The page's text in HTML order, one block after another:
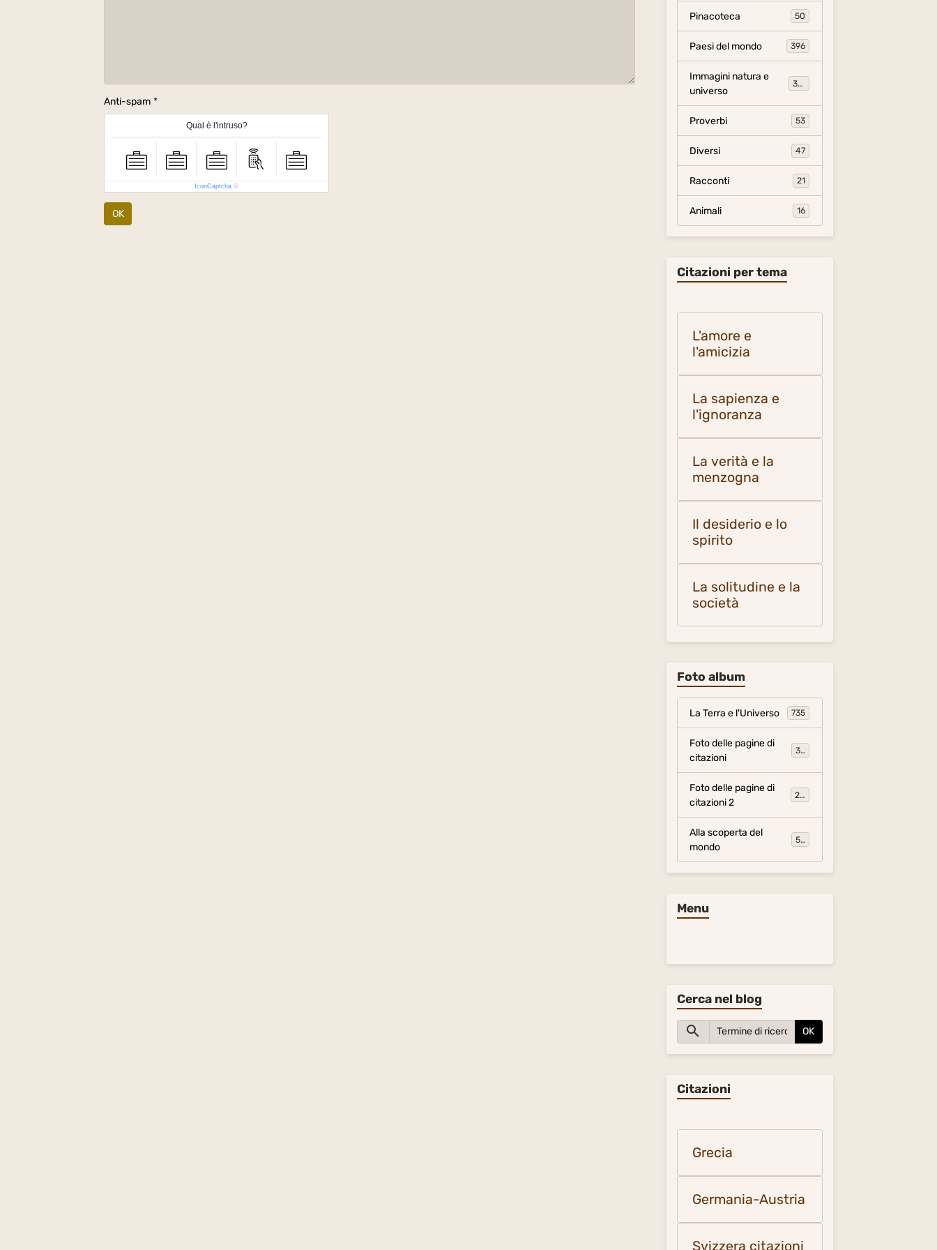
Anti-spam
Qual è l'intruso?
IconCaptcha ©
OK
Pinacoteca 50
Paesi del mondo 396
Immagini natura e
universo
306
Proverbi 53
Diversi 47
Racconti 21
Animali 16
Citazioni per tema
L'amore e
l'amicizia
La sapienza e
l'ignoranza
La verità e la
menzogna
Il desiderio e lo
spirito
La solitudine e la
società
Foto album
La Terra e l'Universo 735
Foto delle pagine di
citazioni
317
Foto delle pagine di
citazioni 2
281
Alla scoperta del
mondo
54
Menu
Cerca nel blog
OK
Citazioni
Grecia
Germania-Austria
Svizzera citazioni